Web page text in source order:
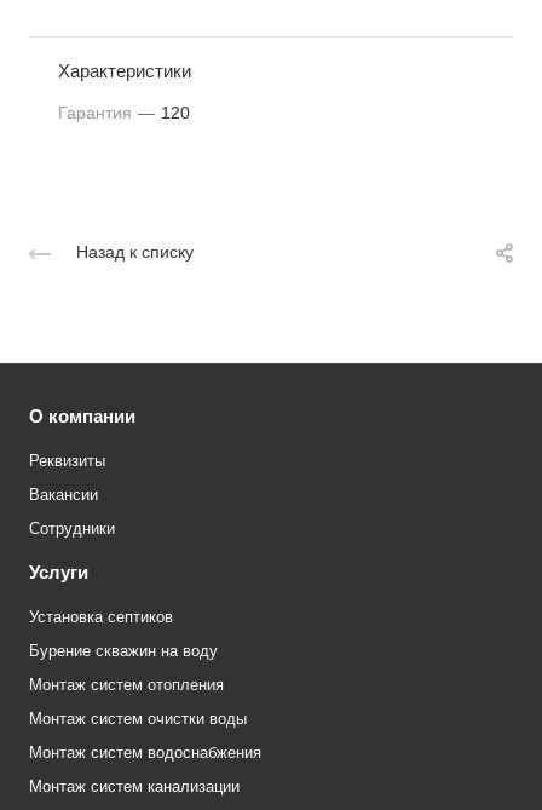
Характеристики
Гарантия — 120
Назад к списку
О компании
Реквизиты
Вакансии
Сотрудники
Услуги
Установка септиков
Бурение скважин на воду
Монтаж систем отопления
Монтаж систем очистки воды
Монтаж систем водоснабжения
Монтаж систем канализации